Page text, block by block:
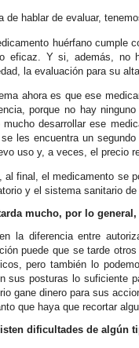
de hablar de evaluar,
huérfano cumple
eficaz. Y si, además, no
la evaluación para su
ahora es que ese
porque no hay
mucho desarrollar ese
les encuentra un
uso y, a veces, el precio
al final, el medicamento se
y el sistema sanitario
mucho, por lo
la diferencia entre
puede que se tarde
pero también lo
sus posturas lo suficiente
gane dinero para sus
que haya que recortar
dificultades de algún